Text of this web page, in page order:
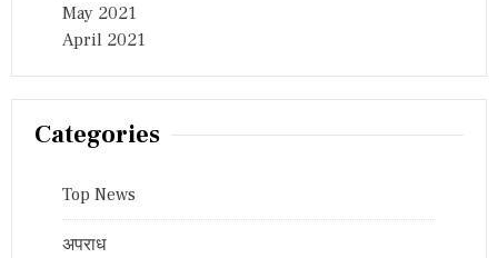
May 2021
April 2021
Categories
Top News
अपराध